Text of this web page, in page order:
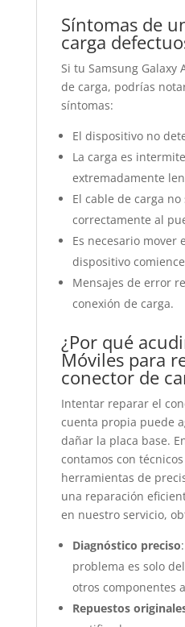
Síntomas de
carga
Si tu Samsung Galaxy
de carga, podrías
síntomas:
El dispositivo no
La carga es
extremadamente
El cable de carga no
correctamente al
Es necesario mover
dispositivo
Mensajes de error
conexión de carga.
¿Por qué
Móviles para
conector de
Intentar reparar el
cuenta propia puede
dañar la placa base.
contamos con
herramientas de
una reparación
en nuestro servicio,
Diagnóstico preciso
problema es solo
otros componentes
Repuestos